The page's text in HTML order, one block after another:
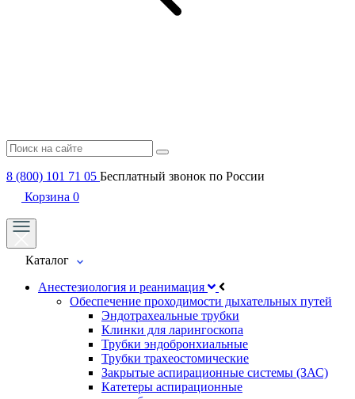
8 (800) 101 71 05 Бесплатный звонок по России
Корзина 0
Каталог
Анестезиология и реанимация
Обеспечение проходимости дыхательных путей
Эндотрахеальные трубки
Клинки для ларингоскопа
Трубки эндобронхиальные
Трубки трахеостомические
Закрытые аспирационные системы (ЗАС)
Катетеры аспирационные